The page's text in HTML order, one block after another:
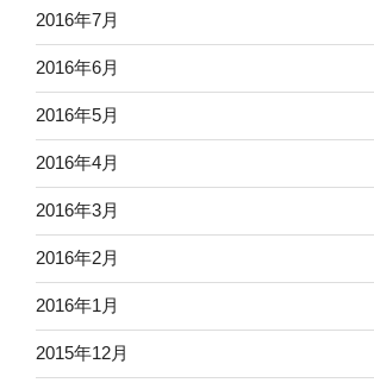
2016年7月
2016年6月
2016年5月
2016年4月
2016年3月
2016年2月
2016年1月
2015年12月